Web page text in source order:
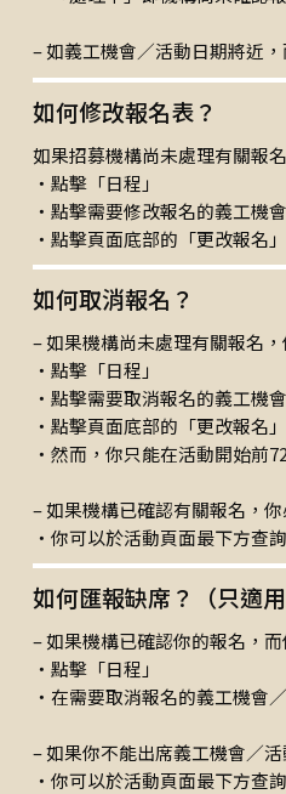
– 如義工機會／活動日期將近
如何修改報名表？
如果招募機構尚未處理有關報
‧點擊「日程」
‧點擊需要修改報名的義工機
‧點擊頁面底部的「更改報名
如何取消報名？
– 如果機構尚未處理有關報名
‧點擊「日程」
‧點擊需要取消報名的義工機
‧點擊頁面底部的「更改報名
‧然而，你只能在活動開始前
– 如果機構已確認有關報名，
‧你可以於活動頁面最下方查
如何匯報缺席？（只適
– 如果機構已確認你的報名，
‧點擊「日程」
‧在需要取消報名的義工機會
– 如果你不能出席義工機會／
‧你可以於活動頁面最下方查